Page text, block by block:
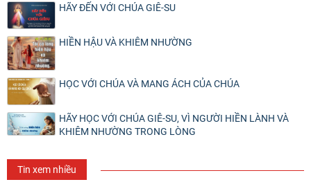
HÃY ĐẾN VỚI CHÚA GIÊ-SU
HIỀN HẬU VÀ KHIÊM NHƯỜNG
HỌC VỚI CHÚA VÀ MANG ÁCH CỦA CHÚA
HÃY HỌC VỚI CHÚA GIÊ-SU, VÌ NGƯỜI HIỀN LÀNH VÀ
KHIÊM NHƯỜNG TRONG LÒNG
Tin xem nhiều